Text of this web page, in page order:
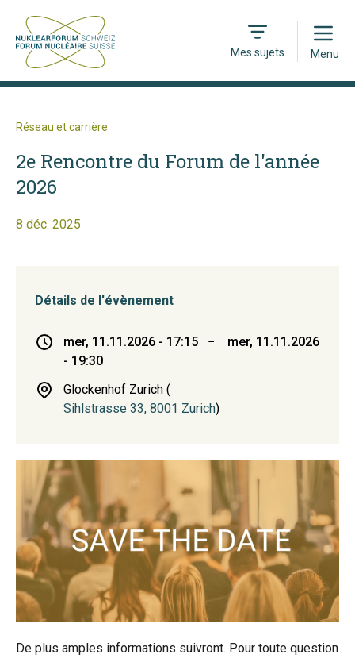
Mes sujets
Open
Menu
Réseau et carrière
2e Rencontre du Forum de l'année
2026
8 déc. 2025
Détails de l'évènement
mer, 11.11.2026 - 17:15 −
mer, 11.11.2026
- 19:30
Glockenhof Zurich (
Sihlstrasse 33, 8001 Zurich)
De plus amples informations suivront. Pour toute question